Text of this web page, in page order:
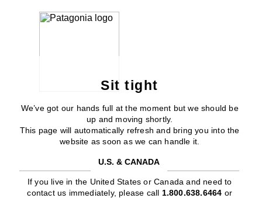
Sit tight
We’ve got our hands full at the moment but we should be
up and moving shortly.
This page will automatically refresh and bring you into the
website as soon as we can handle it.
U.S. & CANADA
If you live in the United States or Canada and need to
contact us immediately, please call 1.800.638.6464 or